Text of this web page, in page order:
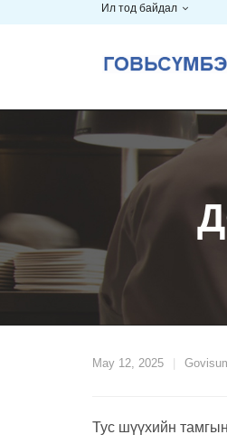
Ил тод байдал
May 12, 2025
Тус шүүхийн